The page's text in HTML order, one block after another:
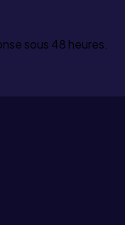
sous 48 heures.